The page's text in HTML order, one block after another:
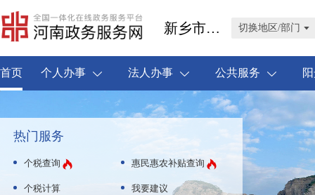
新乡市凤泉区 切换地区/部门
首页 个人办事 法人办事 公共服务
热门服务
个税查询
惠民惠农补贴查询
个税计算
我要建议